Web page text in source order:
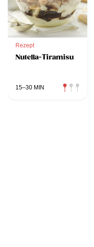
Rezept
Nutella-Tiramisu
15–30 MIN